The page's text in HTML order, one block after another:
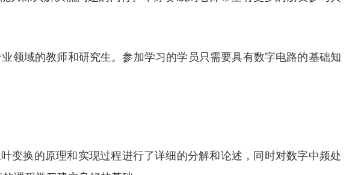
领域的教师和研究生。参加学习的学员只需要具有数字电路的基础知
变换的原理和实现过程进行了详细的分解和论述，同时对数字中频处